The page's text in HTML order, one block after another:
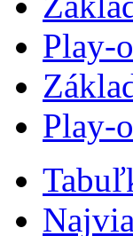
Play-
Play-